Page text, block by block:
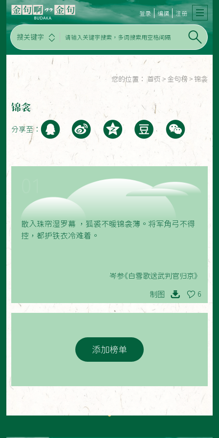
搜关键字
登录 编撰 注册
您的位置： 首页 > 金句榜 > 锦衾
锦衾
分享至：
散入珠帘湿罗幕 ，狐裘不暖锦衾薄。将军角弓不得
控，都护铁衣冷难着。
岑参《白雪歌送武判官归京》
制图 6
添加榜单